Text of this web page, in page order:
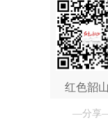
红色韶山
—分享